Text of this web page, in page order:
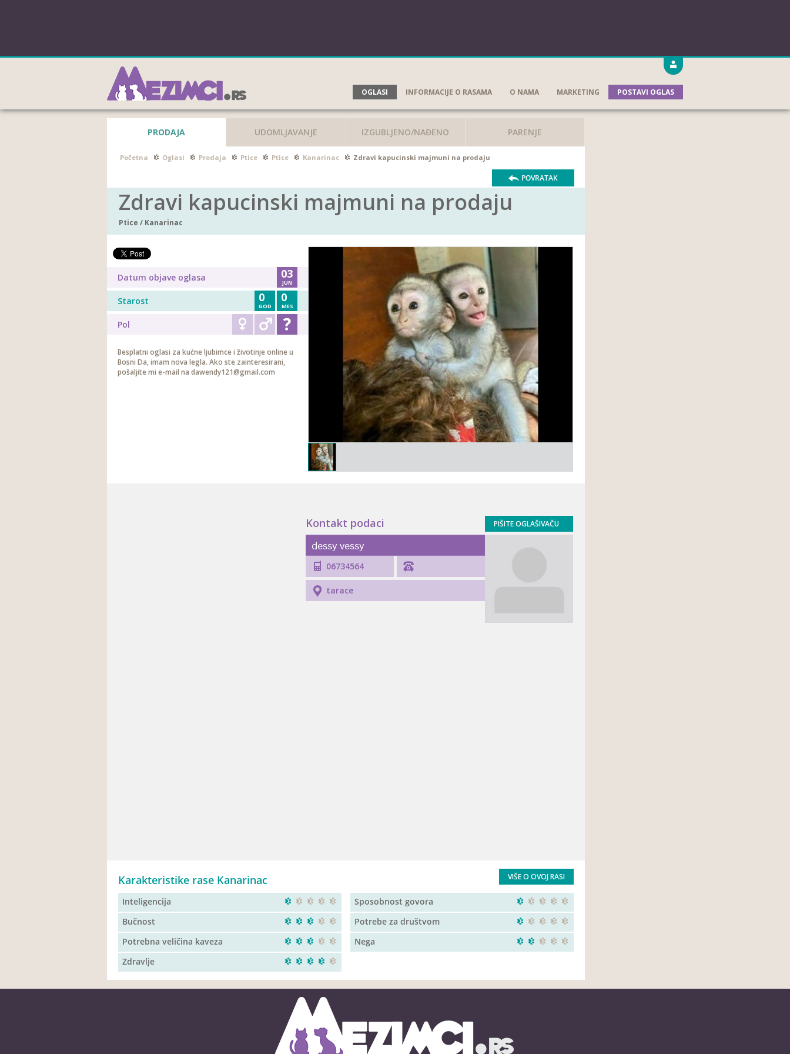
OGLASI INFORMACIJE O RASAMA O NAMA MARKETING POSTAVI OGLAS
PRODAJA UDOMLJAVANJE IZGUBLJENO/NAĐENO PARENJE
Početna Oglasi Prodaja Ptice Ptice Kanarinac Zdravi kapucinski majmuni na prodaju
POVRATAK
Zdravi kapucinski majmuni na prodaju
Ptice / Kanarinac
Datum objave oglasa 03
JUN
Starost 0
MES
0
GOD
Pol
Besplatni oglasi za kućne ljubimce i životinje online u
Bosni Da, imam nova legla. Ako ste zainteresirani,
pošaljite mi e-mail na dawendy121@gmail.com
Kontakt podaci PIŠITE OGLAŠIVAČU
dessy vessy
06734564
tarace
Karakteristike rase Kanarinac VIŠE O OVOJ RASI
Inteligencija
Bučnost
Potrebna veličina kaveza
Zdravlje
Sposobnost govora
Potrebe za društvom
Nega